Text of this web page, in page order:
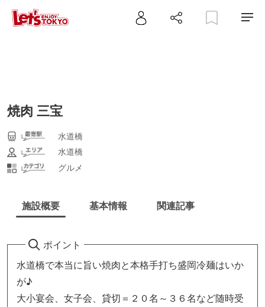
焼肉 三宝
水道橋
水道橋
グルメ
施設概要 基本情報 関連記事
ポイント
水道橋で本当に旨い焼肉と本格手打ち盛岡冷麺はいか
が♪
大小宴会、女子会、貸切＝２０名～３６名など随時受